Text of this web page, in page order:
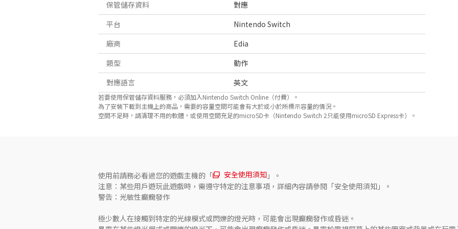
保管儲存資料
對應
平台
Nintendo Switch
廠商
Edia
類型
動作
對應語言
英文
若要使用保管儲存資料服務，必須加入Nintendo Switch Online（付費）。
為了安裝下載到主機上的商品，需要的容量空間可能會有大於或小於所標示容量的情況。
空間不足時，請清理不用的軟體，或使用空間充足的microSD卡（Nintendo Switch 2只能使用microSD Express卡）。
使用前請務必看過您的遊戲主機的「 安全使用須知 」。
注意：某些用戶遊玩此遊戲時，需遵守特定的注意事項，詳細內容請參閱「安全使用須知」。
警告：光敏性癲癇發作
極少數人在接觸到特定的光線模式或閃爍的燈光時，可能會出現癲癇發作或昏迷。